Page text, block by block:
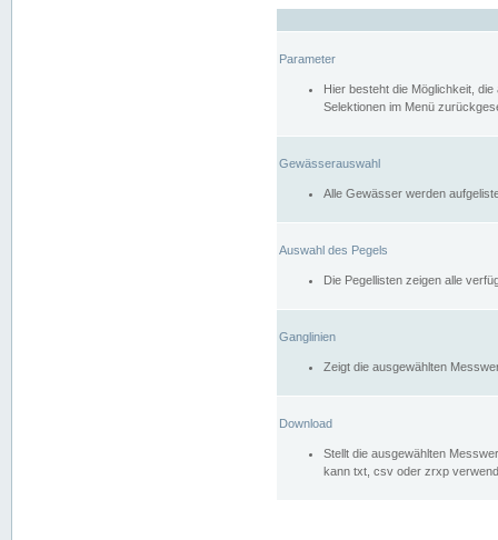
Parameter
Hier besteht die Möglichkeit,
Selektionen im Menü
Gewässerauswahl
Alle Gewässer werden
Auswahl des Pegels
Die Pegellisten zeigen alle
Ganglinien
Zeigt die ausgewählten
Download
Stellt die ausgewählten
kann txt, csv oder zrxp